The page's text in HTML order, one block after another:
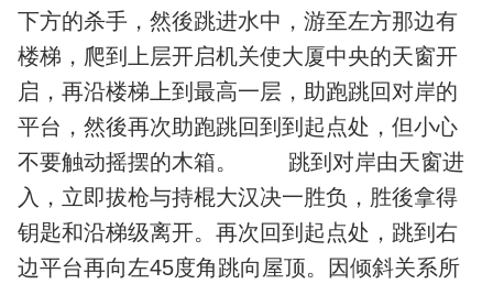
下方的杀手，然後跳进水中，游至左方那边有
楼梯，爬到上层开启机关使大厦中央的天窗开
启，再沿楼梯上到最高一层，助跑跳回对岸的
平台，然後再次助跑跳回到到起点处，但小心
不要触动摇摆的木箱。 跳到对岸由天窗进
入，立即拔枪与持棍大汉决一胜负，胜後拿得
钥匙和沿梯级离开。再次回到起点处，跳到右
边平台再向左45度角跳向屋顶。因倾斜关系所